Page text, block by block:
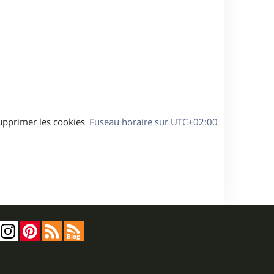
Fuseau horaire sur UTC+02:00
les cookies